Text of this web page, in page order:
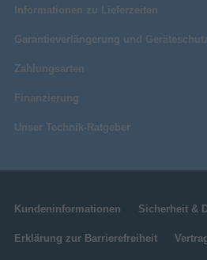
Informationen zu Lieferzeiten
Garantieverlängerung und
Zahlungsarten
Finanzierung
Unser Technik-Ratgeber
Kundeninformationen Sicherheit &
Erklärung zur Barrierefreiheit